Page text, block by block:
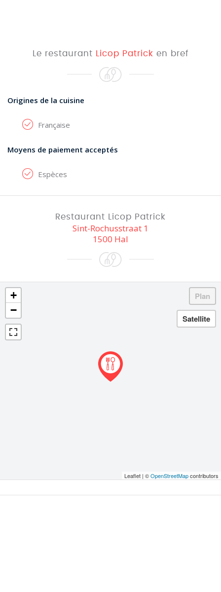
Le restaurant Licop Patrick en bref
Origines de la cuisine
Française
Moyens de paiement acceptés
Espèces
Restaurant Licop Patrick
Sint-Rochusstraat 1
1500 Hal
+
−
Leaflet | ©OpenStreetMapcontributors